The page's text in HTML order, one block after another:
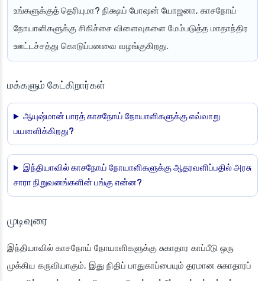
உங்களுக்குத் தெரியுமா? நிக்ஷய் போஷன் யோஜனா, காசநோய்
நோயாளிகளுக்கு சிகிச்சை விளைவுகளை மேம்படுத்த மாதாந்திர
ஊட்டச்சத்து கொடுப்பனவை வழங்குகிறது.
மக்களும் கேட்கிறார்கள்
ஆயுஷ்மான் பாரத் காசநோய் நோயாளிகளுக்கு எவ்வாறு
பயனளிக்கிறது?
இந்தியாவில் காசநோய் நோயாளிகளுக்கு ஆதரவளிப்பதில் அரசு
சாரா நிறுவனங்களின் பங்கு என்ன?
முடிவுரை
இந்தியாவில் காசநோய் நோயாளிகளுக்கு சுகாதார காப்பீடு ஒரு
முக்கிய கருவியாகும், இது நிதிப் பாதுகாப்பையும் தரமான சுகாதாரப்